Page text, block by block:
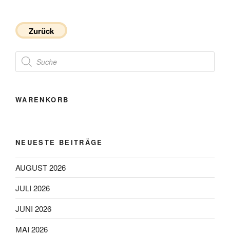
Zurück
Products
search
WARENKORB
NEUESTE BEITRÄGE
AUGUST 2026
JULI 2026
JUNI 2026
MAI 2026